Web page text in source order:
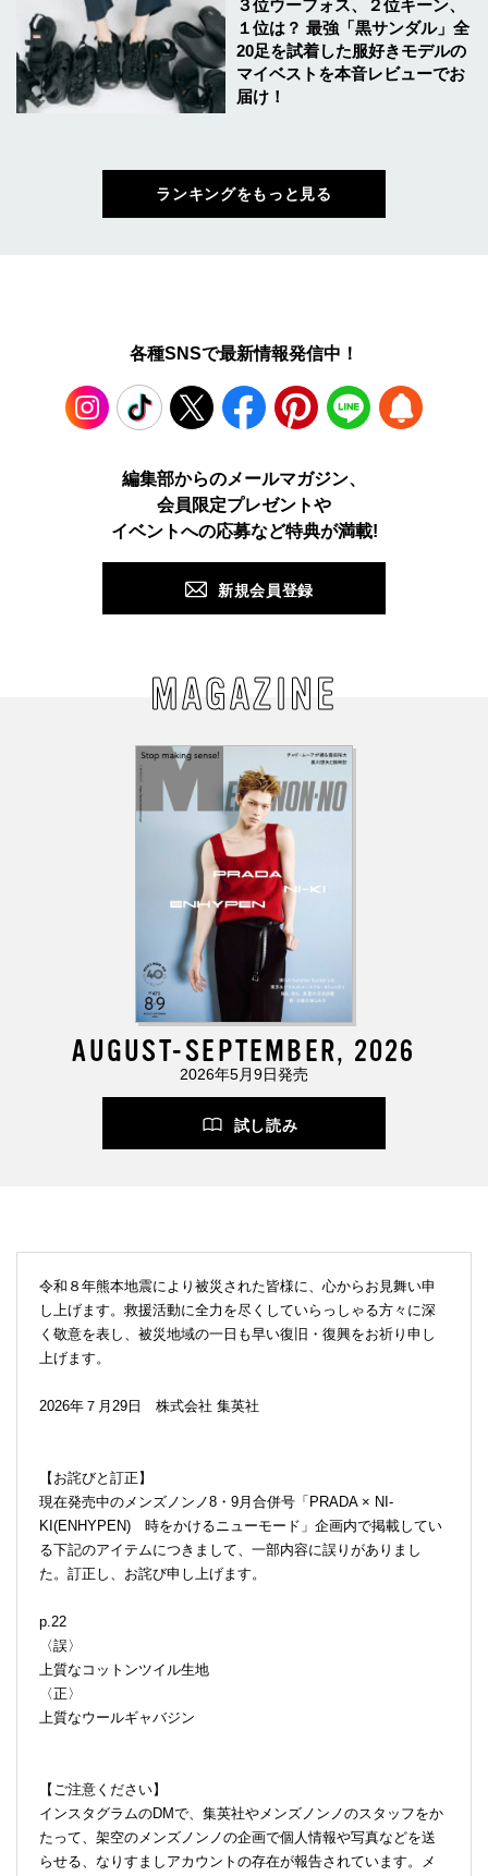
３位ウーフォス、２位キーン、
１位は？ 最強「黒サンダル」全
20足を試着した服好きモデルの
マイベストを本音レビューでお
届け！
ランキングをもっと見る
各種SNSで最新情報発信中！
TikTok Facebook Pinterest LINE
編集部からのメールマガジン、
会員限定プレゼントや
イベントへの応募など特典が満載!
新規会員登録
MAGAZINE
AUGUST-SEPTEMBER, 2026
2026年5月9日発売
試し読み
令和８年熊本地震により被災された皆様に、心からお見舞い申
し上げます。救援活動に全力を尽くしていらっしゃる方々に深
く敬意を表し、被災地域の一日も早い復旧・復興をお祈り申し
上げます。
2026年７月29日 株式会社 集英社
【お詫びと訂正】
現在発売中のメンズノンノ8・9月合併号「PRADA × NI-
KI(ENHYPEN) 時をかけるニューモード」企画内で掲載してい
る下記のアイテムにつきまして、一部内容に誤りがありまし
た。訂正し、お詫び申し上げます。
p.22
〈誤〉
上質なコットンツイル生地
〈正〉
上質なウールギャバジン
【ご注意ください】
インスタグラムのDMで、集英社やメンズノンノのスタッフをか
たって、架空のメンズノンノの企画で個人情報や写真などを送
らせる、なりすましアカウントの存在が報告されています。メ